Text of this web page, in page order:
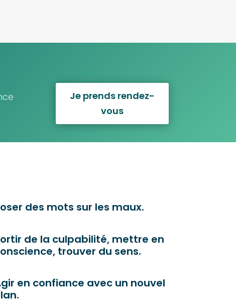
Je prends rendez-
vous
des mots sur les maux.
de la culpabilité, mettre en
trouver du sens.
en confiance avec un nouvel